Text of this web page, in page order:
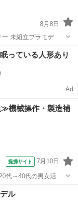
8月8日
ー
っている人形あり
Ad
機械操作・製造補
提携サイト 7月10日
代～40代の男女活躍
OK＆無料駐車場完
》 人気の工
ル